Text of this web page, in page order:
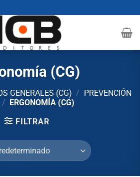
(CG)
GENERALES (CG) /
PREVENCIÓN
/
ERGONOMÍA (CG)
FILTRAR